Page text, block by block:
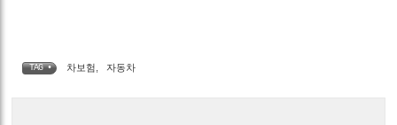
TAG • 차보험 자동차